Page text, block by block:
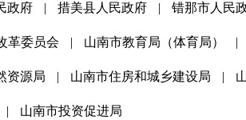
政府 | 措美县人民政府 | 错那市人民
革委员会 | 山南市教育局（体育局） |
资源局 | 山南市住房和城乡建设局 |
| 山南市投资促进局